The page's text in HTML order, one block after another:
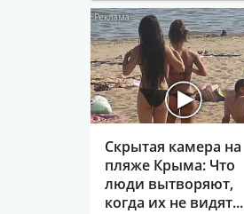
Скрытая камера на
пляже Крыма: Что
люди вытворяют,
когда их не видят...